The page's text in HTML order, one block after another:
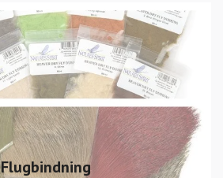
Flugbindning